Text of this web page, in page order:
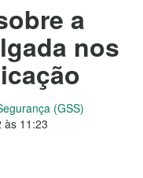
a
nos
(GSS)
às 11:23